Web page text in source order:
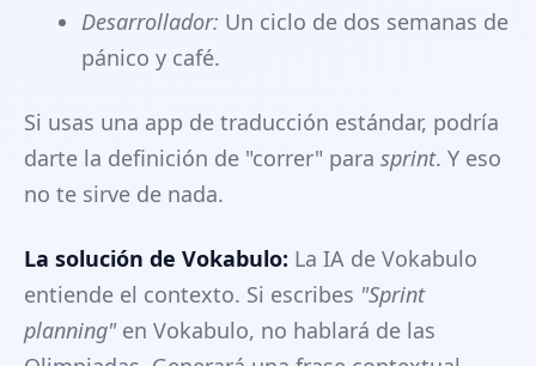
Desarrollador: Un ciclo de dos semanas de
pánico y café.
Si usas una app de traducción estándar, podría
darte la definición de "correr" para sprint. Y eso
no te sirve de nada.
La solución de Vokabulo: La IA de Vokabulo
entiende el contexto. Si escribes "Sprint
planning"en Vokabulo, no hablará de las